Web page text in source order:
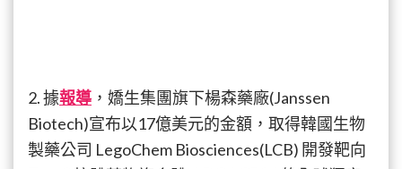
2. 據報導 ，嬌生集團旗下楊森藥廠(Janssen
Biotech)宣布以17億美元的金額，取得韓國生物
製藥公司 LegoChem Biosciences(LCB) 開發靶向